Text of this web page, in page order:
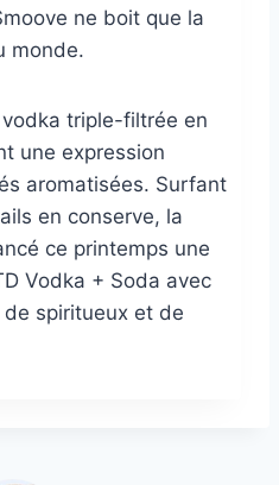
ne boit que la
monde.
triple-filtrée en
une expression
aromatisées. Surfant
en conserve, la
ce printemps une
Vodka + Soda avec
spiritueux et de